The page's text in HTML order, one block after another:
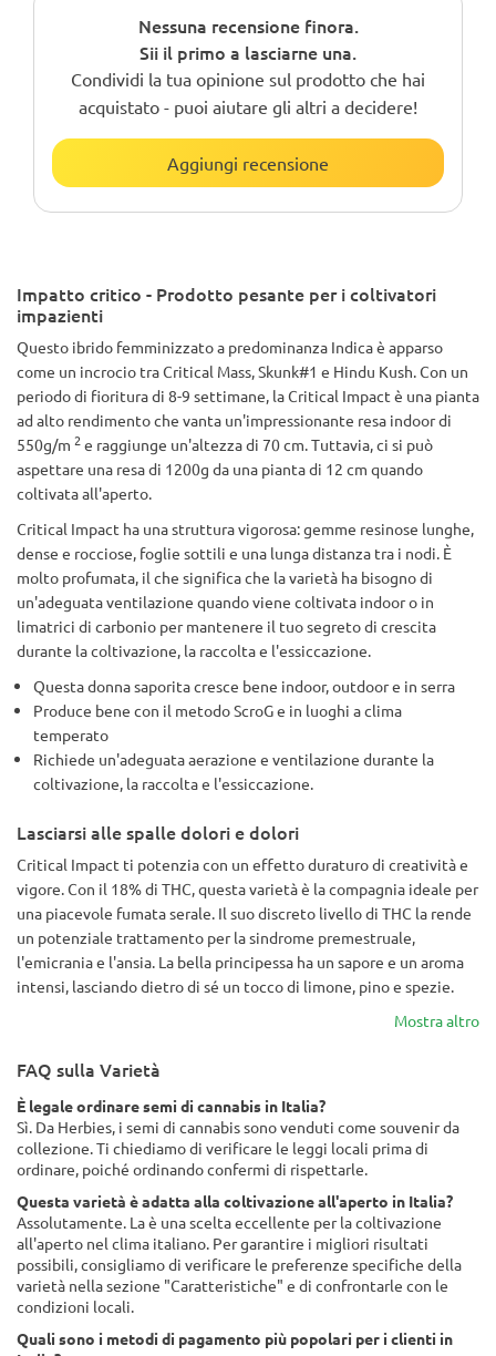
Nessuna recensione finora.
Sii il primo a lasciarne una.
Condividi la tua opinione sul prodotto che hai
acquistato - puoi aiutare gli altri a decidere!
Aggiungi recensione
Impatto critico - Prodotto pesante per i coltivatori
impazienti
Questo ibrido femminizzato a predominanza Indica è apparso
come un incrocio tra Critical Mass, Skunk#1 e Hindu Kush. Con un
periodo di fioritura di 8-9 settimane, la Critical Impact è una pianta
ad alto rendimento che vanta un'impressionante resa indoor di
550g/m 2 e raggiunge un'altezza di 70 cm. Tuttavia, ci si può
aspettare una resa di 1200g da una pianta di 12 cm quando
coltivata all'aperto.
Critical Impact ha una struttura vigorosa: gemme resinose lunghe,
dense e rocciose, foglie sottili e una lunga distanza tra i nodi. È
molto profumata, il che significa che la varietà ha bisogno di
un'adeguata ventilazione quando viene coltivata indoor o in
limatrici di carbonio per mantenere il tuo segreto di crescita
durante la coltivazione, la raccolta e l'essiccazione.
Questa donna saporita cresce bene indoor, outdoor e in serra
Produce bene con il metodo ScroG e in luoghi a clima
temperato
Richiede un'adeguata aerazione e ventilazione durante la
coltivazione, la raccolta e l'essiccazione.
Lasciarsi alle spalle dolori e dolori
Critical Impact ti potenzia con un effetto duraturo di creatività e
vigore. Con il 18% di THC, questa varietà è la compagnia ideale per
una piacevole fumata serale. Il suo discreto livello di THC la rende
un potenziale trattamento per la sindrome premestruale,
l'emicrania e l'ansia. La bella principessa ha un sapore e un aroma
intensi, lasciando dietro di sé un tocco di limone, pino e spezie.
Mostra altro
FAQ sulla Varietà
È legale ordinare semi di cannabis in Italia?
Sì. Da Herbies, i semi di cannabis sono venduti come souvenir da
collezione. Ti chiediamo di verificare le leggi locali prima di
ordinare, poiché ordinando confermi di rispettarle.
Questa varietà è adatta alla coltivazione all'aperto in Italia?
Assolutamente. La è una scelta eccellente per la coltivazione
all'aperto nel clima italiano. Per garantire i migliori risultati
possibili, consigliamo di verificare le preferenze specifiche della
varietà nella sezione "Caratteristiche" e di confrontarle con le
condizioni locali.
Quali sono i metodi di pagamento più popolari per i clienti in